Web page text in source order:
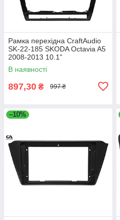
Рамка перехідна CraftAudio
SK-22-185 SKODA Octavia A5
2008-2013 10.1"
В наявності
897,30 ₴ 997 ₴
–10%